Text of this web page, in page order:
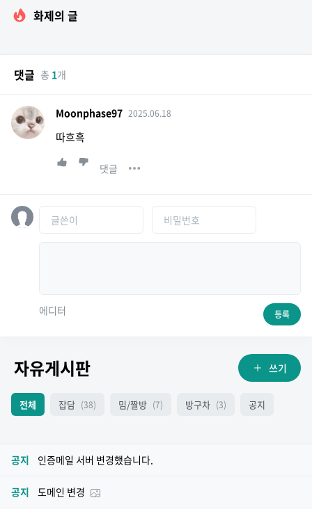
화제의 글
댓글 총 1개
Moonphase97 2025.06.18
따흐흑
댓글
에디터 등록
자유게시판 쓰기
전체 잡담 (38) 밈/짤방 (7) 방구차 (3) 공지
공지 인증메일 서버 변경했습니다.
공지 도메인 변경